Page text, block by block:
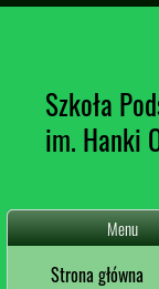
Szkoła
im. Hanki
Menu
Strona główna